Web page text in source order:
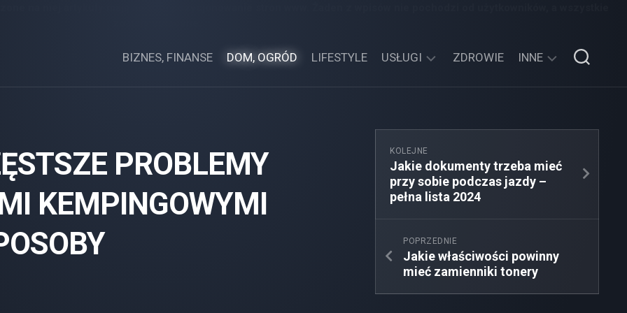
BIZNES, FINANSE DOM, OGRÓD LIFESTYLE USŁUGI ZDROWIE INNE
MOTORYZACJA,
PROBLEMY
KEMPINGOWYMI
KOLEJNE
Jakie dokumenty trzeba mieć
przy sobie podczas jazdy –
pełna lista 2024
POPRZEDNIE
Jakie właściwości powinny
mieć zamienniki tonery